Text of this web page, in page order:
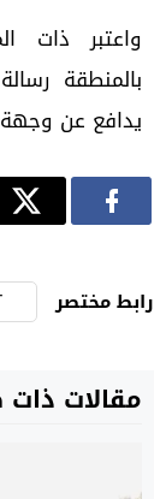
واعتبر ذات
بالمنطقة
يدافع عن
رابط مختصر
مقالات